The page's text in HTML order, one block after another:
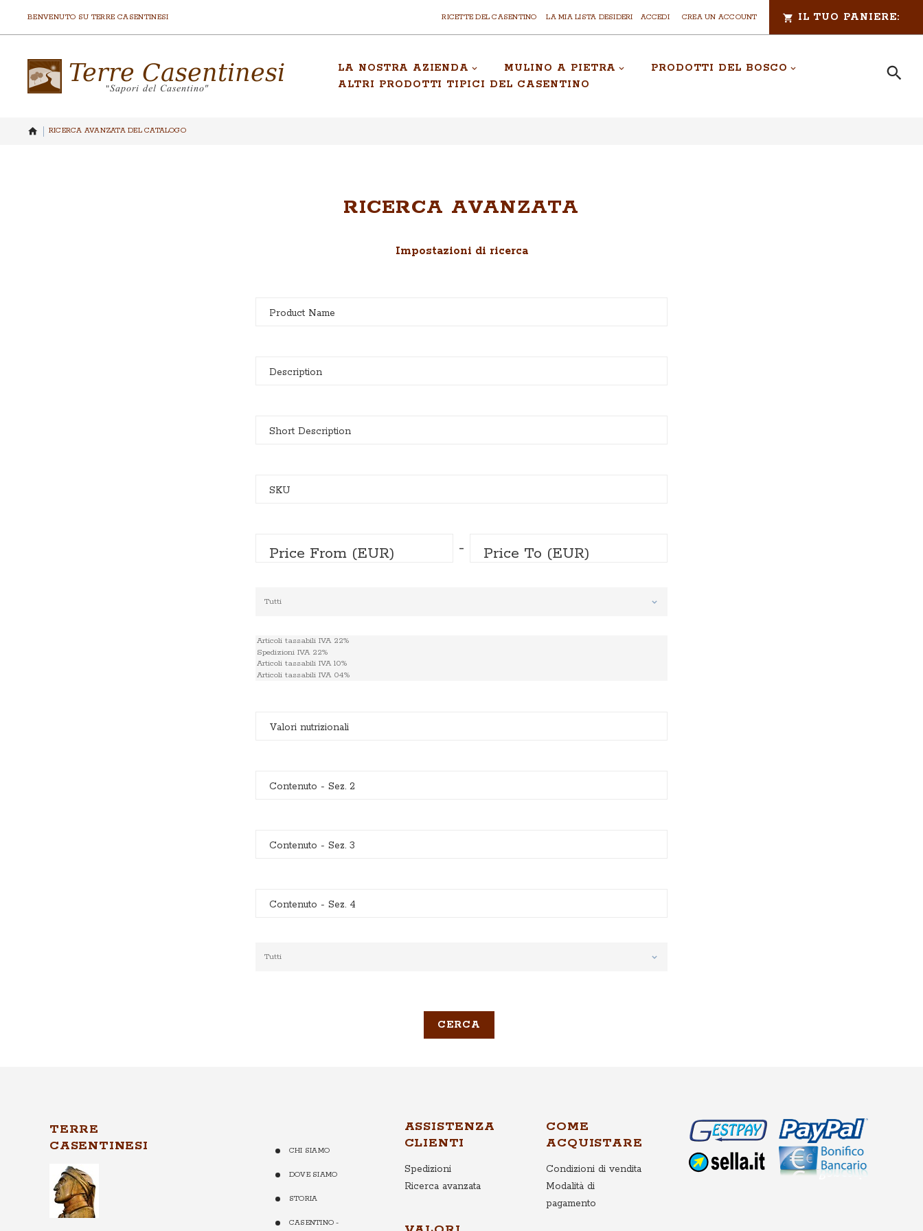
BENVENUTO SU TERRE CASENTINESI RICETTE DEL CASENTINO LA MIA LISTA DESIDERI ACCEDI CREA UN ACCOUNT IL TUO PANIERE:
LA NOSTRA AZIENDA MULINO A PIETRA
PRODOTTI DEL BOSCO
ALTRI PRODOTTI TIPICI DEL CASENTINO
Cerca
RICERCA AVANZATA DEL CATALOGO
RICERCA AVANZATA
Impostazioni di ricerca
Product Name
Description
Short Description
SKU
Price From (EUR) - Price To (EUR)
Valori nutrizionali
Contenuto - Sez. 2
Contenuto - Sez. 3
Contenuto - Sez. 4
CERCA
TERRE
CASENTINESI
CHI SIAMO
DOVE SIAMO
STORIA
CASENTINO -
ASSISTENZA
CLIENTI
Spedizioni
Ricerca avanzata
COME
ACQUISTARE
Condizioni di vendita
Modalità di
pagamento